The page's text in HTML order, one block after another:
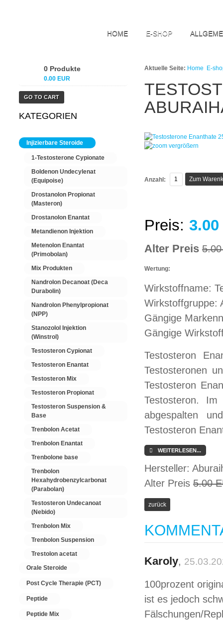
HOME E-SHOP
Aktuelle Seite: Home E-
vergrößern
Anzahl:
Preis: 3.00
Alter Preis
Wertung:
Wirkstoffname:
Wirkstoffgruppe:
Gängige
Gängige
Testosteron
Testosteronen
Testosteron
Testosteron.
abgespalten
Testosteron
WEITERLESEN...
Hersteller:
Alter Preis 5.00
Karoly,
100prozent
ist es jedoch
Fälschungen/
0 Produkte
0.00 EUR
GO TO CART
KATEGORIEN
Injizierbare Steroide
1-Testosterone Cypionate
Boldenon Undecylenat
(Equipoise)
Drostanolon Propionat
(Masteron)
Drostanolon Enantat
Metandienon Injektion
Metenolon Enantat
(Primobolan)
Mix Produkten
Nandrolon Decanoat (Deca
Durabolin)
Nandrolon Phenylpropionat
(NPP)
Stanozolol Injektion
(Winstrol)
Testosteron Cypionat
Testosteron Enantat
Testosteron Mix
Testosteron Propionat
Testosteron Suspension &
Base
Trenbolon Acetat
Trenbolon Enantat
Trenbolone base
Trenbolon
Hexahydrobenzylcarbonat
(Parabolan)
Testosteron Undecanoat
(Nebido)
Trenbolon Mix
Trenbolon Suspension
Trestolon acetat
Orale Steroide
Post Cycle Therapie (PCT)
Peptide
Peptide Mix